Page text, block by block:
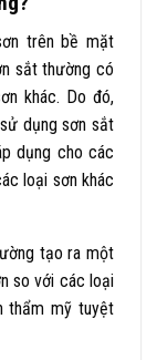
trên bề mặt
sắt thường có
khác. Do đó,
dụng sơn sắt
dụng cho các
loại sơn khác
tạo ra một
so với các loại
thẩm mỹ tuyệt